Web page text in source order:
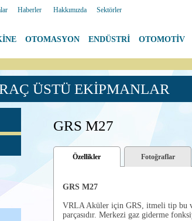
Haberler Hakkımızda Sektörler
OTOMASYON ENDÜSTRİ OTOMOTİV
ÜSTÜ EKİPMANLAR
GRS M27
Özellikler Fotoğraflar
GRS M27
VRLA Aküler için GRS, itmeli tip bu
parçasıdır. Merkezi gaz giderme